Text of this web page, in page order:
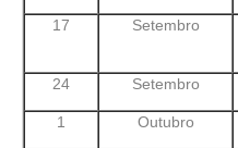
17 Setembro
24 Setembro
1 Outubro